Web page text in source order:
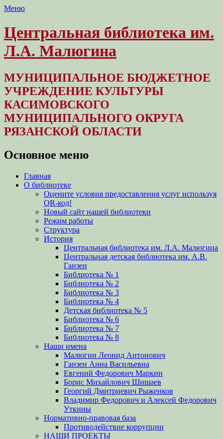
Меню
Центральная библиотека им.
Л.А. Малюгина
МУНИЦИПАЛЬНОЕ БЮДЖЕТНОЕ
УЧРЕЖДЕНИЕ КУЛЬТУРЫ
КАСИМОВСКОГО
МУНИЦИПАЛЬНОГО ОКРУГА
РЯЗАНСКОЙ ОБЛАСТИ
Основное меню
Перейти
содержимому
Главная
О библиотеке
Оцените условия предоставления услуг используя
QR-код!
Новый сайт нашей библиотеки
Режим работы
Структура
История
Центральная библиотека им. Л.А. Малюгина
Центральная детская библиотека им. А.В.
Ганзен
Библиотека № 1
Библиотека № 2
Библиотека № 3
Библиотека № 4
Детская библиотека № 5
Библиотека № 6
Библиотека № 7
Библиотека № 8
Наши имена
Малюгин Леонид Антонович
Ганзен Анна Васильевна
Евгений Федорович Маркин
Борис Михайлович Шишаев
Георгий Дмитриевич Рыженков
Владимир Федорович и Алексей Федорович
Уткины
Нормативно-правовая база
Противодействие коррупции
НАШИ ПРОЕКТЫ